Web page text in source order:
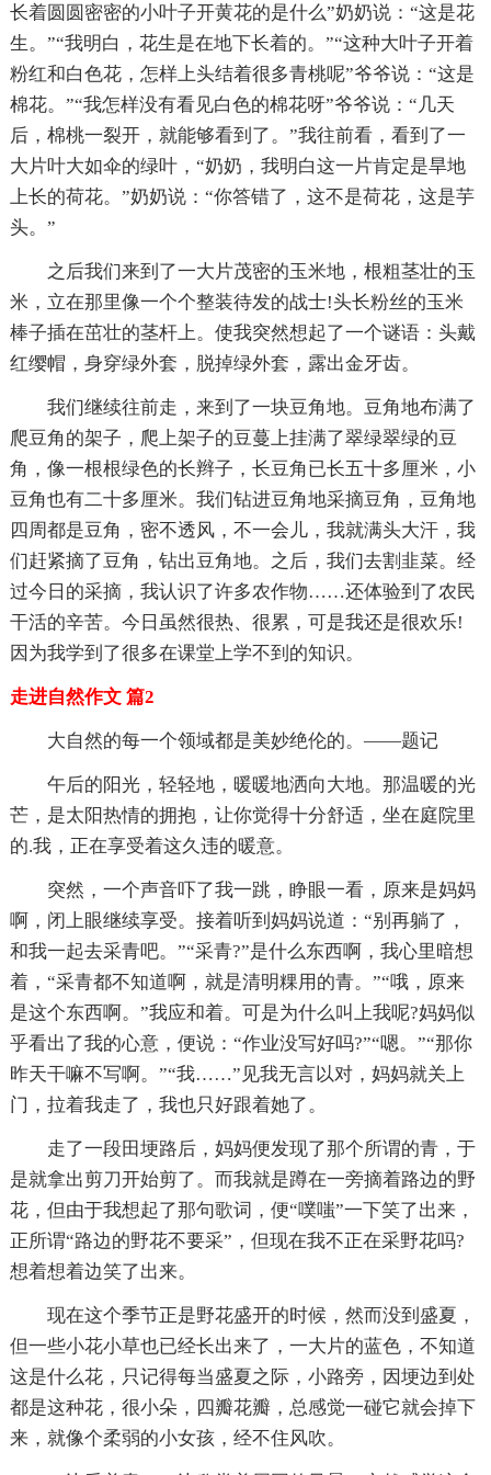
长着圆圆密密的小叶子开黄花的是什么”奶奶说：“这是花
生。”“我明白，花生是在地下长着的。”“这种大叶子开着
粉红和白色花，怎样上头结着很多青桃呢”爷爷说：“这是
棉花。”“我怎样没有看见白色的棉花呀”爷爷说：“几天
后，棉桃一裂开，就能够看到了。”我往前看，看到了一
大片叶大如伞的绿叶，“奶奶，我明白这一片肯定是旱地
上长的荷花。”奶奶说：“你答错了，这不是荷花，这是芋
头。”
之后我们来到了一大片茂密的玉米地，根粗茎壮的玉
米，立在那里像一个个整装待发的战士!头长粉丝的玉米
棒子插在茁壮的茎杆上。使我突然想起了一个谜语：头戴
红缨帽，身穿绿外套，脱掉绿外套，露出金牙齿。
我们继续往前走，来到了一块豆角地。豆角地布满了
爬豆角的架子，爬上架子的豆蔓上挂满了翠绿翠绿的豆
角，像一根根绿色的长辫子，长豆角已长五十多厘米，小
豆角也有二十多厘米。我们钻进豆角地采摘豆角，豆角地
四周都是豆角，密不透风，不一会儿，我就满头大汗，我
们赶紧摘了豆角，钻出豆角地。之后，我们去割韭菜。经
过今日的采摘，我认识了许多农作物……还体验到了农民
干活的辛苦。今日虽然很热、很累，可是我还是很欢乐!
因为我学到了很多在课堂上学不到的知识。
走进自然作文 篇2
大自然的每一个领域都是美妙绝伦的。——题记
午后的阳光，轻轻地，暖暖地洒向大地。那温暖的光
芒，是太阳热情的拥抱，让你觉得十分舒适，坐在庭院里
的.我，正在享受着这久违的暖意。
突然，一个声音吓了我一跳，睁眼一看，原来是妈妈
啊，闭上眼继续享受。接着听到妈妈说道：“别再躺了，
和我一起去采青吧。”“采青?”是什么东西啊，我心里暗想
着，“采青都不知道啊，就是清明粿用的青。”“哦，原来
是这个东西啊。”我应和着。可是为什么叫上我呢?妈妈似
乎看出了我的心意，便说：“作业没写好吗?”“嗯。”“那你
昨天干嘛不写啊。”“我……”见我无言以对，妈妈就关上
门，拉着我走了，我也只好跟着她了。
走了一段田埂路后，妈妈便发现了那个所谓的青，于
是就拿出剪刀开始剪了。而我就是蹲在一旁摘着路边的野
花，但由于我想起了那句歌词，便“噗嗤”一下笑了出来，
正所谓“路边的野花不要采”，但现在我不正在采野花吗?
想着想着边笑了出来。
现在这个季节正是野花盛开的时候，然而没到盛夏，
但一些小花小草也已经长出来了，一大片的蓝色，不知道
这是什么花，只记得每当盛夏之际，小路旁，因埂边到处
都是这种花，很小朵，四瓣花瓣，总感觉一碰它就会掉下
来，就像个柔弱的小女孩，经不住风吹。